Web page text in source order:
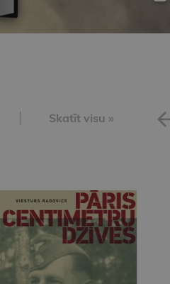
Skatīt visu »